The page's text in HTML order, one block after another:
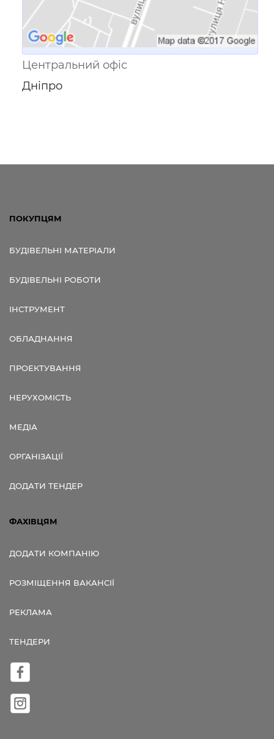
Центральний офіс
Дніпро
ПОКУПЦЯМ
БУДІВЕЛЬНІ МАТЕРІАЛИ
БУДІВЕЛЬНІ РОБОТИ
ІНСТРУМЕНТ
ОБЛАДНАННЯ
ПРОЕКТУВАННЯ
НЕРУХОМІСТЬ
МЕДІА
ОРГАНІЗАЦІЇ
ДОДАТИ ТЕНДЕР
ФАХІВЦЯМ
ДОДАТИ КОМПАНІЮ
РОЗМІЩЕННЯ ВАКАНСІЇ
РЕКЛАМА
ТЕНДЕРИ